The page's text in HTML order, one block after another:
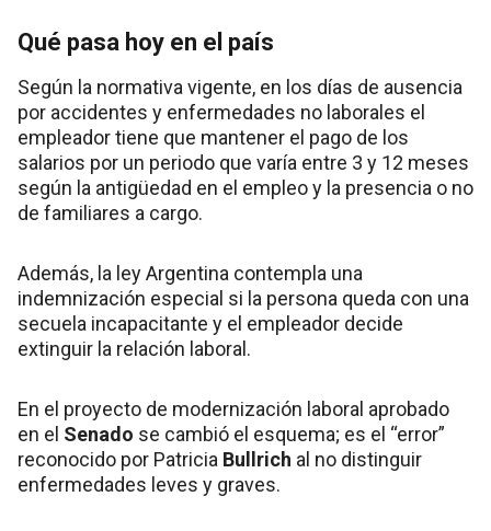
Qué pasa hoy en el país
Según la normativa vigente, en los días de ausencia
por accidentes y enfermedades no laborales el
empleador tiene que mantener el pago de los
salarios por un periodo que varía entre 3 y 12 meses
según la antigüedad en el empleo y la presencia o no
de familiares a cargo.
Además, la ley Argentina contempla una
indemnización especial si la persona queda con una
secuela incapacitante y el empleador decide
extinguir la relación laboral.
En el proyecto de modernización laboral aprobado
en el Senado se cambió el esquema; es el “error”
reconocido por Patricia Bullrich al no distinguir
enfermedades leves y graves.